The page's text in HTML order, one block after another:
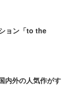
ョン「to the
内外の人気作がす